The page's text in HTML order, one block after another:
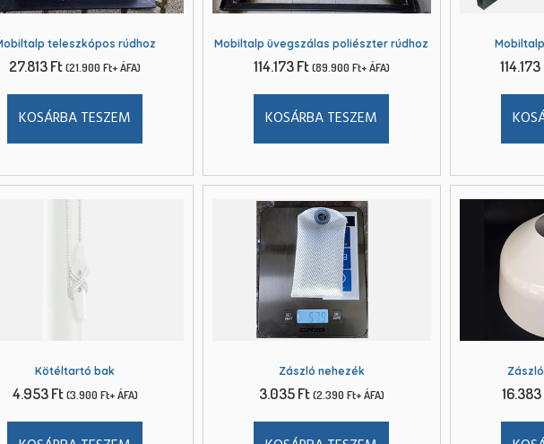
teleszkópos rúdhoz
27.813Ft (21.900Ft+ ÁFA)
KOSÁRBA TESZEM
Mobiltalp üvegszálas poliészter rúdhoz
114.173Ft(89.900 Ft+ ÁFA)
KOSÁRBA TESZEM
114.173
Kötéltartó bak
4.953Ft (3.900 Ft+ ÁFA)
Zászló nehezék
3.035Ft(2.390 Ft+ ÁFA) 16.383